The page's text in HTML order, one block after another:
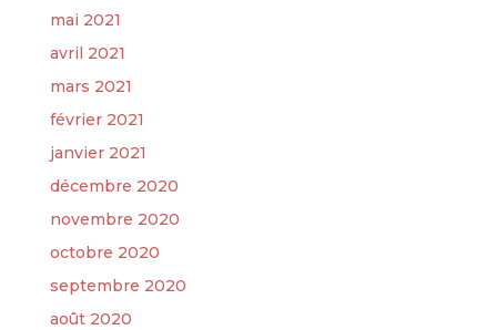
mai 2021
avril 2021
mars 2021
février 2021
janvier 2021
décembre 2020
novembre 2020
octobre 2020
septembre 2020
août 2020